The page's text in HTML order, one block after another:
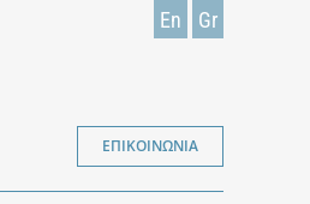
En Gr
ΕΠΙΚΟΙΝΩΝΙΑ